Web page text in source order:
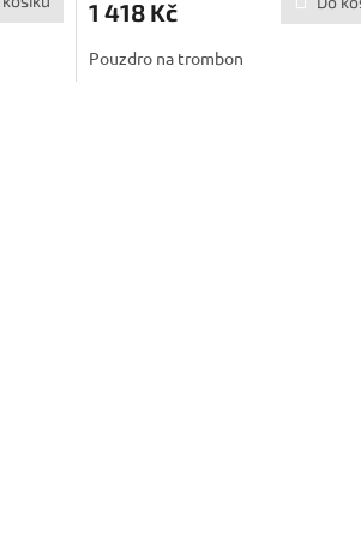
1 418 Kč
Pouzdro na trombon